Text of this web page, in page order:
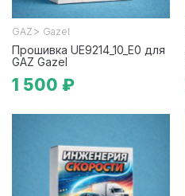
GAZ > Gazel
Прошивка UE9214_10_E0 для
GAZ Gazel
1 500 ₽